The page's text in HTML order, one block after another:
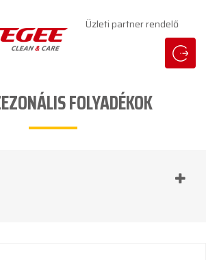
Üzleti partner rendelő
FOLYADÉKOK